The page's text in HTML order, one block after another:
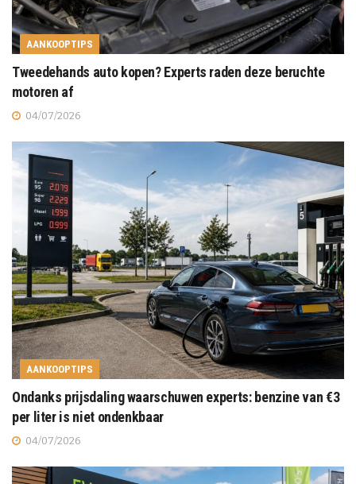
AANKOOPTIPS
Tweedehands auto kopen? Experts raden deze beruchte
motoren af
04/07/2026
AANKOOPTIPS
Ondanks prijsdaling waarschuwen experts: benzine van €3
per liter is niet ondenkbaar
04/07/2026